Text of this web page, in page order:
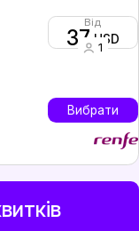
Від
37USD
1
Вибрати